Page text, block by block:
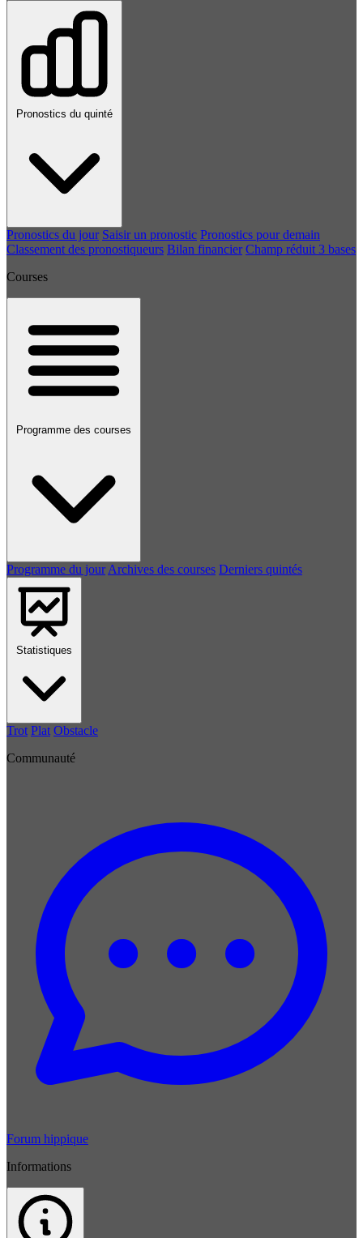
Pronostics du quinté
Pronostics du jour Saisir un pronostic Pronostics pour demain
Classement des pronostiqueurs Bilan financier Champ réduit 3 bases
Courses
Programme des courses
Programme du jour Archives des courses Derniers quintés
Statistiques
Trot Plat Obstacle
Communauté
Forum hippique
Informations